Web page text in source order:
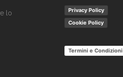
lo
Privacy Policy
Cookie Policy
Termini e Condizioni